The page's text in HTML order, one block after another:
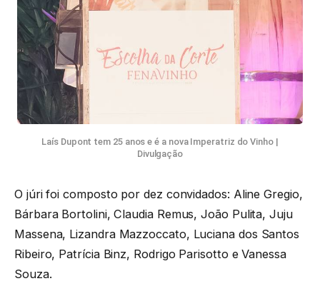
Laís Dupont tem 25 anos e é a nova Imperatriz do Vinho |
Divulgação
O júri foi composto por dez convidados: Aline Gregio,
Bárbara Bortolini, Claudia Remus, João Pulita, Juju
Massena, Lizandra Mazzoccato, Luciana dos Santos
Ribeiro, Patrícia Binz, Rodrigo Parisotto e Vanessa
Souza.